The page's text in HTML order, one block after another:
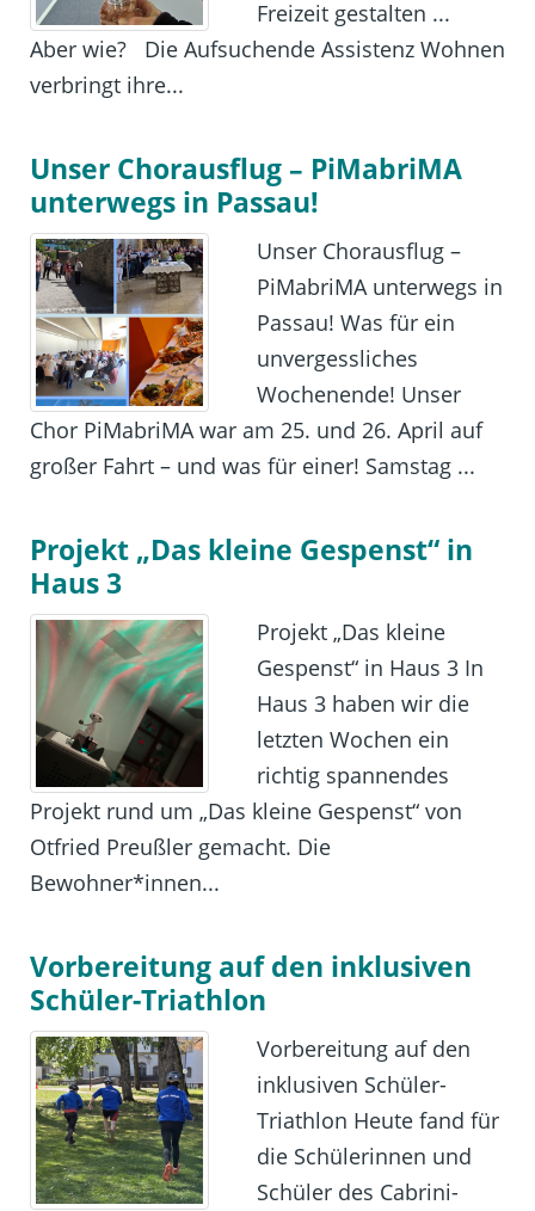
Freizeit gestalten ...
Aber wie? Die Aufsuchende Assistenz Wohnen
verbringt ihre...
Unser Chorausflug – PiMabriMA
unterwegs in Passau!
Unser Chorausflug –
PiMabriMA unterwegs in
Passau! Was für ein
unvergessliches
Wochenende! Unser
Chor PiMabriMA war am 25. und 26. April auf
großer Fahrt – und was für einer! Samstag ...
Projekt „Das kleine Gespenst“ in
Haus 3
Projekt „Das kleine
Gespenst“ in Haus 3 In
Haus 3 haben wir die
letzten Wochen ein
richtig spannendes
Projekt rund um „Das kleine Gespenst“ von
Otfried Preußler gemacht. Die
Bewohner*innen...
Vorbereitung auf den inklusiven
Schüler-Triathlon
Vorbereitung auf den
inklusiven Schüler-
Triathlon Heute fand für
die Schülerinnen und
Schüler des Cabrini-